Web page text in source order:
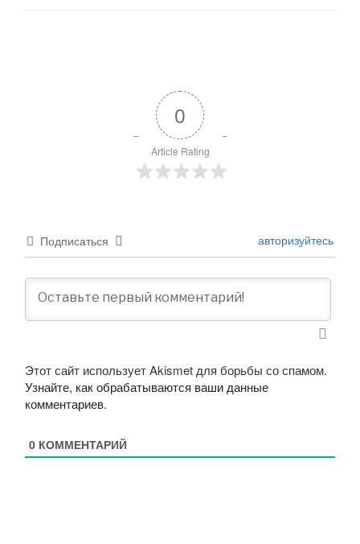
0
Article Rating
Подписаться авторизуйтесь
Этот сайт использует Akismet для борьбы со спамом.
Узнайте, как обрабатываются ваши данные
комментариев.
0 КОММЕНТАРИЙ